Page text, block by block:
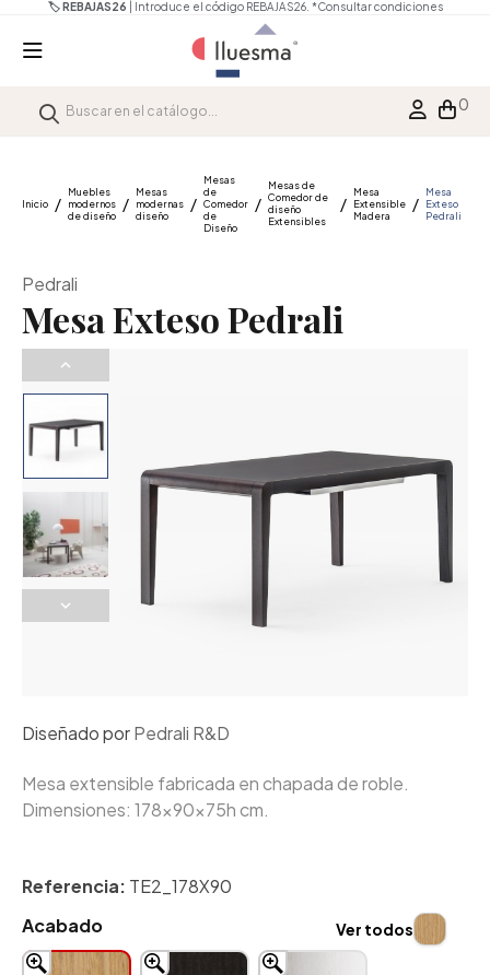
🏷️ REBAJAS26 | Introduce el código REBAJAS26. *Consultar condiciones
0
Inicio
Muebles
modernos
de diseño
Mesas
modernas
diseño
Mesas
de
Comedor
de
Diseño
Mesas de
Comedor de
diseño
Extensibles
Mesa
Extensible
Madera
Mesa
Exteso
Pedrali
Pedrali
Mesa Exteso Pedrali
Diseñado porPedrali R&D
Mesa extensible fabricada en chapada de roble.
Dimensiones: 178x90x75h cm.
Referencia: TE2_178X90
Acabado
Ver todos